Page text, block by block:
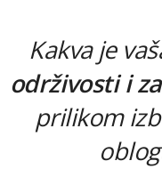
Kakva je
održivosti i
prilikom